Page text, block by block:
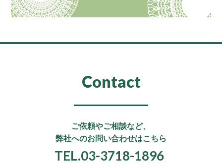
Contact
ご依頼やご相談など、
弊社へのお問い合わせはこちら
TEL.03-3718-1896